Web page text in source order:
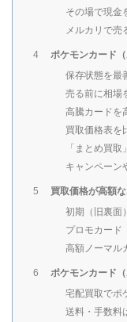
その場で現金
メルカリで売
4
ポケモンカード
保存状態を最
売る前に相場
高騰カードを
買取価格表を
「まとめ買
キャンペーン
5
買取価格が高額
初期（旧裏面
プロモカード
高額ノーマル
6
ポケモンカード
宅配買取でポ
送料・手数料